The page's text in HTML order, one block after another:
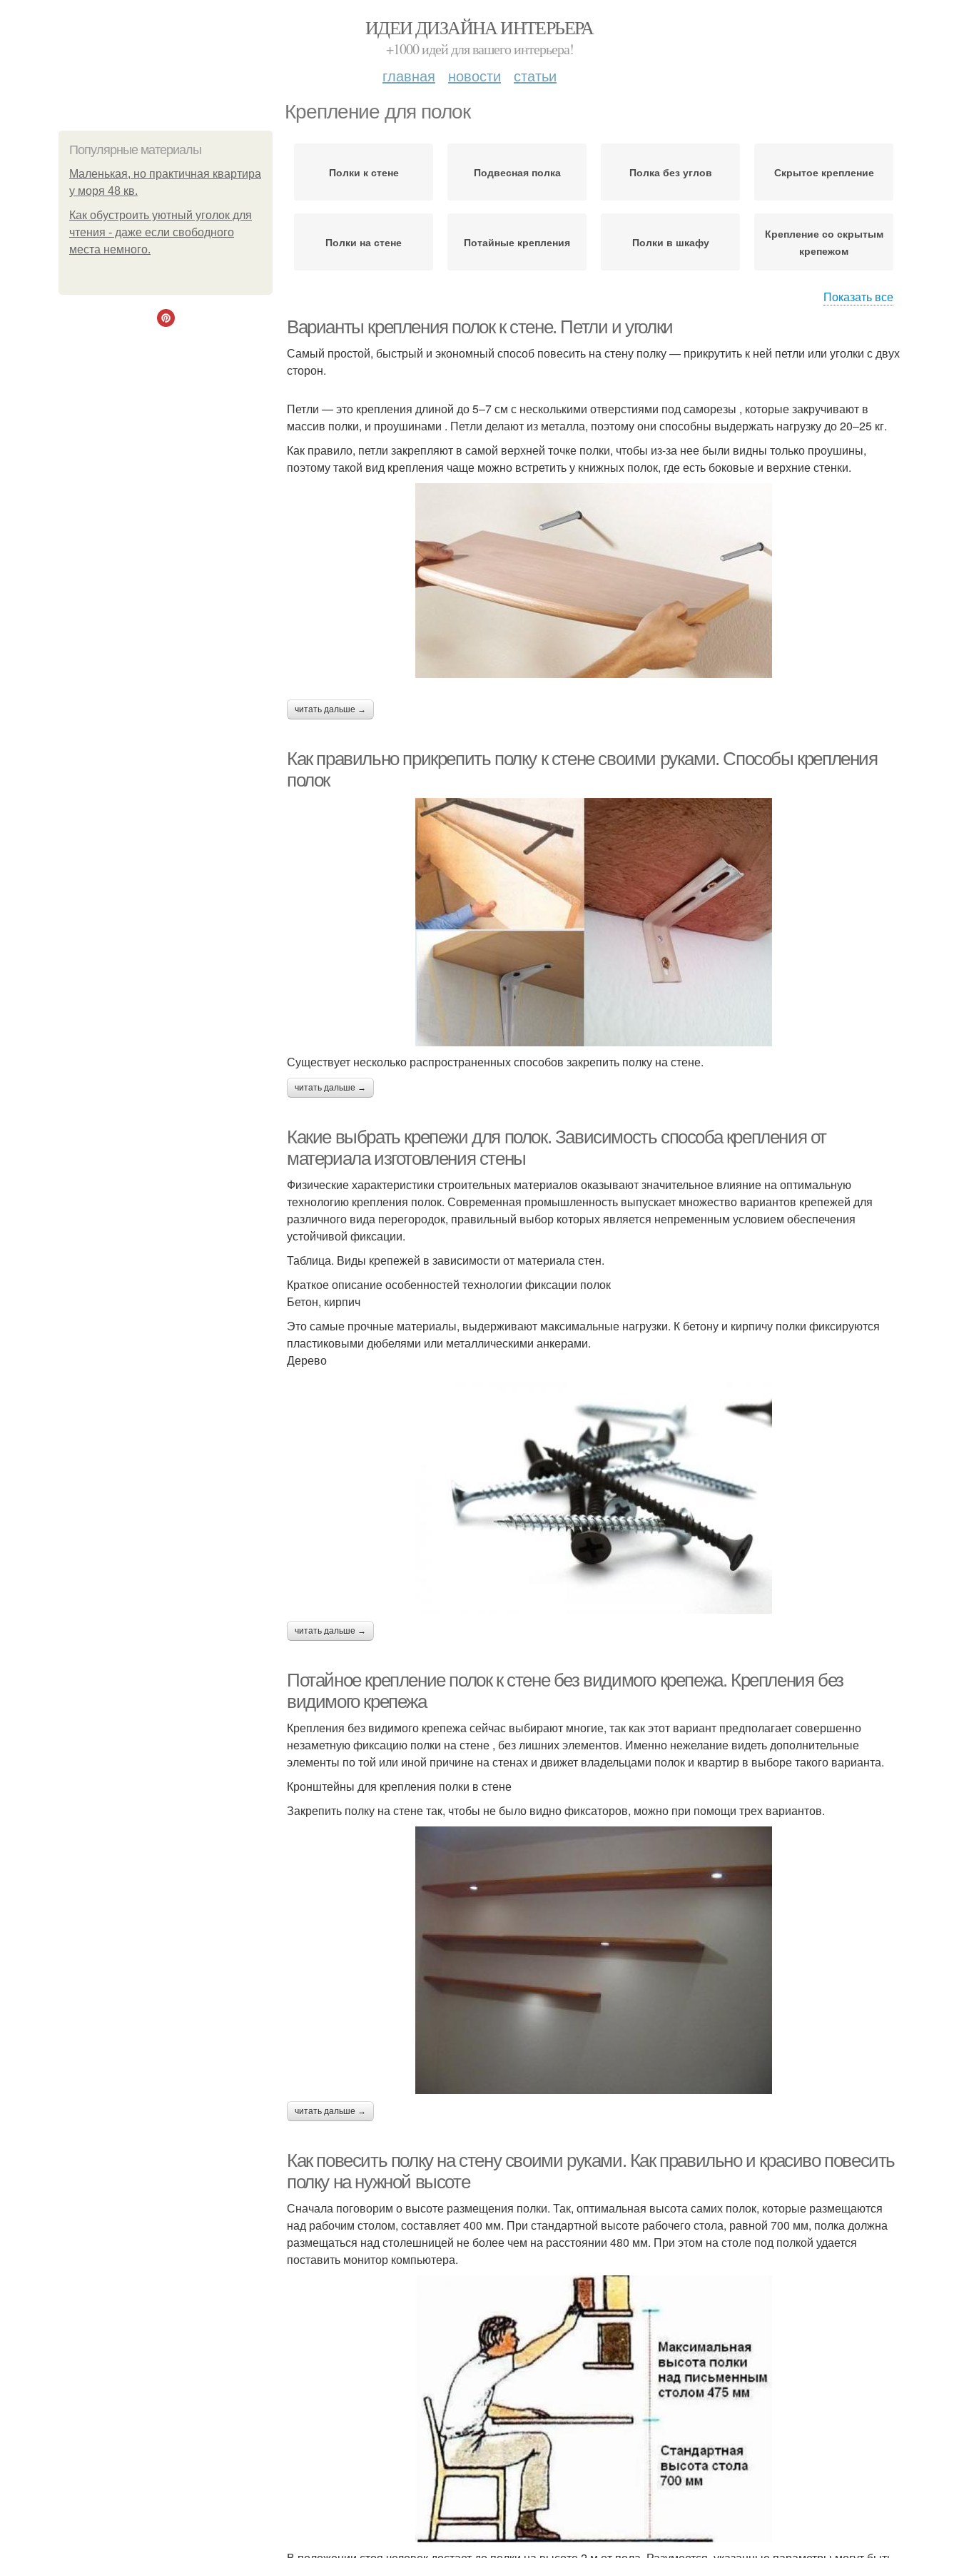
ИДЕИ ДИЗАЙНА ИНТЕРЬЕРА
+1000 идей для вашего интерьера!
главная новости статьи
Крепление для полок
Популярные материалы
Маленькая, но практичная квартира
у моря 48 кв.
Как обустроить уютный уголок для
чтения - даже если свободного
места немного.
Полки к стене Подвесная полка Полка без углов Скрытое крепление
Полки на стене Потайные крепления Полки в шкафу
Крепление со скрытым
крепежом
Потайное крепление
Крепления без
видимого крепежа
Крепление для полки Подвесные полки
Невидимое крепление
Полки в современном
интерьере
Показать все
Варианты крепления полок к стене. Петли и уголки
Самый простой, быстрый и экономный способ повесить на стену полку — прикрутить к ней петли или уголки с двух
сторон.
Петли — это крепления длиной до 5–7 см с несколькими отверстиями под саморезы , которые закручивают в
массив полки, и проушинами . Петли делают из металла, поэтому они способны выдержать нагрузку до 20–25 кг.
Как правило, петли закрепляют в самой верхней точке полки, чтобы из-за нее были видны только проушины,
поэтому такой вид крепления чаще можно встретить у книжных полок, где есть боковые и верхние стенки.
читать дальше →
Как правильно прикрепить полку к стене своими руками. Способы крепления
полок
Существует несколько распространенных способов закрепить полку на стене.
читать дальше →
Какие выбрать крепежи для полок. Зависимость способа крепления от
материала изготовления стены
Физические характеристики строительных материалов оказывают значительное влияние на оптимальную
технологию крепления полок. Современная промышленность выпускает множество вариантов крепежей для
различного вида перегородок, правильный выбор которых является непременным условием обеспечения
устойчивой фиксации.
Таблица. Виды крепежей в зависимости от материала стен.
Краткое описание особенностей технологии фиксации полок
Бетон, кирпич
Это самые прочные материалы, выдерживают максимальные нагрузки. К бетону и кирпичу полки фиксируются
пластиковыми дюбелями или металлическими анкерами.
Дерево
читать дальше →
Потайное крепление полок к стене без видимого крепежа. Крепления без
видимого крепежа
Крепления без видимого крепежа сейчас выбирают многие, так как этот вариант предполагает совершенно
незаметную фиксацию полки на стене , без лишних элементов. Именно нежелание видеть дополнительные
элементы по той или иной причине на стенах и движет владельцами полок и квартир в выборе такого варианта.
Кронштейны для крепления полки в стене
Закрепить полку на стене так, чтобы не было видно фиксаторов, можно при помощи трех вариантов.
читать дальше →
Как повесить полку на стену своими руками. Как правильно и красиво повесить
полку на нужной высоте
Сначала поговорим о высоте размещения полки. Так, оптимальная высота самих полок, которые размещаются
над рабочим столом, составляет 400 мм. При стандартной высоте рабочего стола, равной 700 мм, полка должна
размещаться над столешницей не более чем на расстоянии 480 мм. При этом на столе под полкой удается
поставить монитор компьютера.